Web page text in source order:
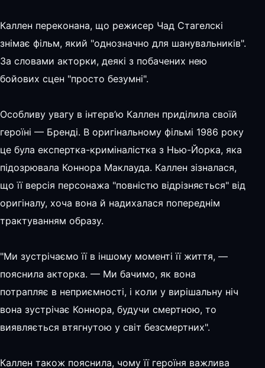
Каллен переконана, що режисер Чад Стагелскі
знімає фільм, який "однозначно для шанувальників".
За словами акторки, деякі з побачених нею
бойових сцен "просто безумні".
Особливу увагу в інтерв’ю Каллен приділила своїй
героїні — Бренді. В оригінальному фільмі 1986 року
це була експертка-криміналістка з Нью-Йорка, яка
підозрювала Коннора Маклауда. Каллен зізналася,
що її версія персонажа "повністю відрізняється" від
оригіналу, хоча вона й надихалася попереднім
трактуванням образу.
"Ми зустрічаємо її в іншому моменті її життя, —
пояснила акторка. — Ми бачимо, як вона
потрапляє в неприємності, і коли у вирішальну ніч
вона зустрічає Коннора, будучи смертною, то
виявляється втягнутою у світ безсмертних".
Каллен також пояснила, чому її героїня важлива